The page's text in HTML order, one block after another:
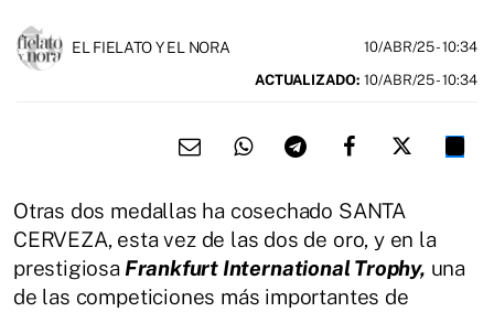
EL FIELATO Y EL NORA 10/ABR/25- 10:34
ACTUALIZADO: 10/ABR/25 - 10:34
Otras dos medallas ha cosechado SANTA
CERVEZA, esta vez de las dos de oro, y en la
prestigiosa Frankfurt International Trophy, una
de las competiciones más importantes de